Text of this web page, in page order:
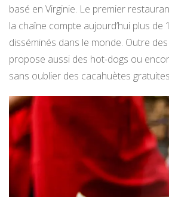
basé en Virginie. Le premier
la chaîne compte aujourd’hui plus de
disséminés dans le monde. Outre
propose aussi des hot-dogs ou
sans oublier des cacahuètes